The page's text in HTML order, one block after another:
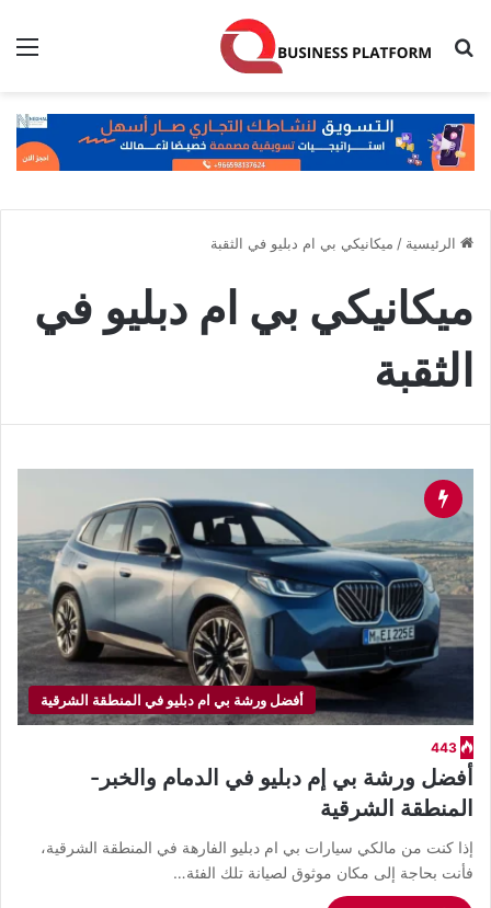
بحث عن
الرئيسية / ميكانيكي بي ام دبليو في الثقبة
ميكانيكي بي ام دبليو في
الثقبة
أفضل ورشة بي ام دبليو في المنطقة الشرقية
443
أفضل ورشة بي إم دبليو في الدمام والخبر-
المنطقة الشرقية
​إذا كنت من مالكي سيارات بي ام دبليو الفارهة في المنطقة الشرقية،
فأنت بحاجة إلى مكان موثوق لصيانة تلك الفئة…